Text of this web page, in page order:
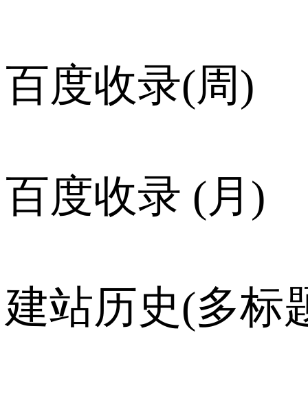
百度收录(周)
百度收录 (月)
建站历史(多标